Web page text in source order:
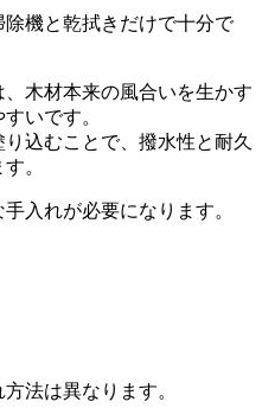
機と乾拭きだけで十分で
木材本来の風合いを生かす
いです。
込むことで、撥水性と耐久
。
入れが必要になります。
法は異なります。